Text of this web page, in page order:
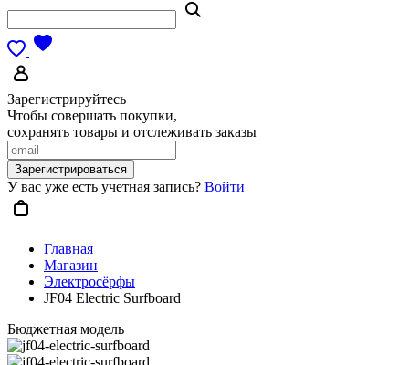
Зарегистрируйтесь
Чтобы совершать покупки,
сохранять товары и отслеживать заказы
Зарегистрироваться
У вас уже есть учетная запись? Войти
Главная
Магазин
Электросёрфы
JF04 Electric Surfboard
Бюджетная модель